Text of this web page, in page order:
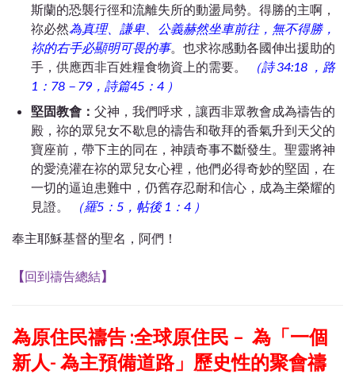
斯蘭的恐襲行徑和流離失所的動盪局勢。得勝的主啊，
祢必然為 真理、謙卑、公義赫然坐車前往，無不得勝，
祢的右手必顯明可畏的事。也求祢感動各國伸出援助的
手，供應西非百姓糧食物資上的需要。
（詩 34:18 ，路
1：78－79，詩篇45：4 ）
堅固教會： 父神，我們呼求，讓西非眾教會成為禱告的
殿，祢的眾兒女不歇息的禱告和敬拜的香氣升到天父的
寶座前，帶下主的同在，神蹟奇事不斷發生。聖靈將神
的愛澆灌在祢的眾兒女心裡，他們必得奇妙的堅固，在
一切的逼迫患難中，仍舊存忍耐和信心，成為主榮耀的
見證。
（羅5：5，帖後 1：4 ）
奉主耶穌基督的聖名，阿們！
【回到禱告總結】
為原住民禱告 :全球原住民 – 為「一個
新人- 為主預備道路」歷史性的聚會禱